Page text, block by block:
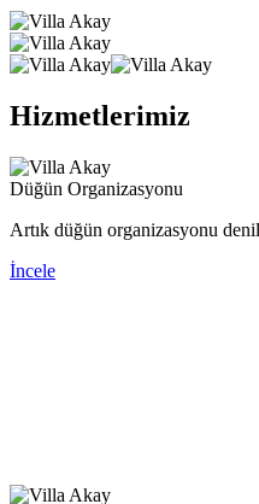
Hizmetlerimiz
Düğün Organizasyonu
Artık düğün organizasyonu
İncele